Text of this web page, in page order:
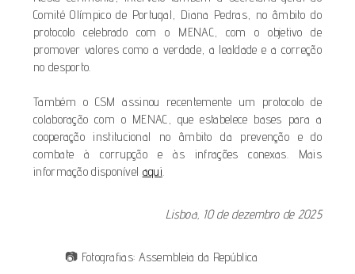
Comité Olímpico de Portugal, Diana Pedras, no âmbito do
protocolo celebrado com o MENAC, com o objetivo de
promover valores como a verdade, a lealdade e a correção
no desporto.
Também o CSM assinou recentemente um protocolo de
colaboração com o MENAC, que estabelece bases para a
cooperação institucional no âmbito da prevenção e do
combate à corrupção e às infrações conexas. Mais
informação disponível aqui.
Lisboa, 10 de dezembro de 2025
📷 Fotografias: Assembleia da República